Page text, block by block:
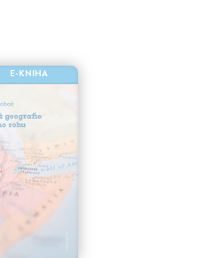
E-KNIHA